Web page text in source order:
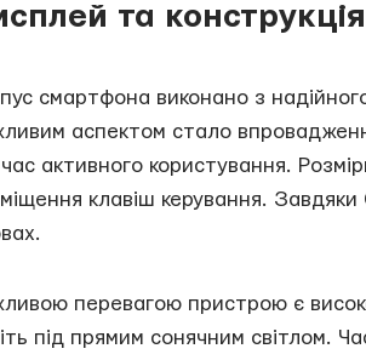
та конструкція
смартфона виконано з
аспектом стало
час активного користування.
клавіш керування.
перевагою пристрою є
під прямим сонячним світлом.